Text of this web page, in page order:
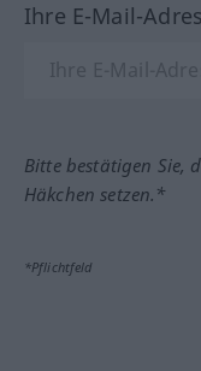
Ihre E-Mail-
Bitte bestätigen Sie,
Häkchen setzen.*
*Pflichtfeld